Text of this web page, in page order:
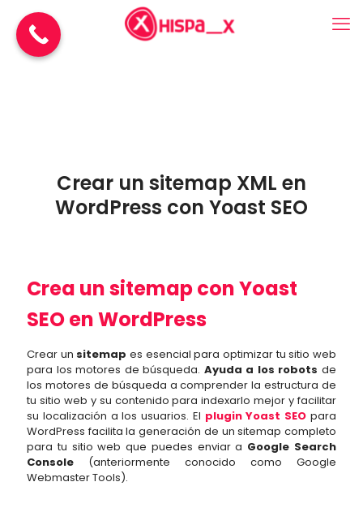
Crear un sitemap XML en
WordPress con Yoast SEO
Crea un sitemap con Yoast
SEO en WordPress
Crear un sitemap es esencial para optimizar tu sitio web
para los motores de búsqueda. Ayuda a los robots de
los motores de búsqueda a comprender la estructura de
tu sitio web y su contenido para indexarlo mejor y facilitar
su localización a los usuarios. El plugin Yoast SEO para
WordPress facilita la generación de un sitemap completo
para tu sitio web que puedes enviar a Google Search
Console (anteriormente conocido como Google
Webmaster Tools).